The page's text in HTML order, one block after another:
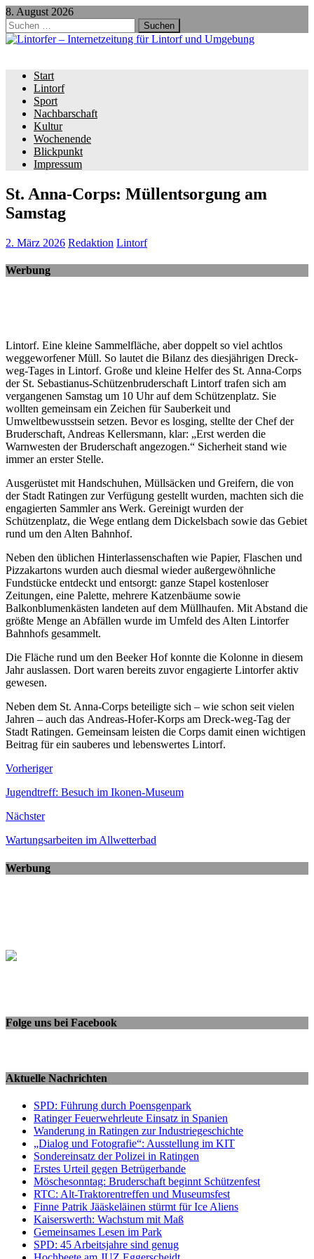
8. August 2026
Suchen
nach:
Start
Lintorf
Sport
Nachbarschaft
Kultur
Wochenende
Blickpunkt
Impressum
St. Anna-Corps: Müllentsorgung am
Samstag
2. März 2026 Redaktion Lintorf
Werbung
Lintorf. Eine kleine Sammelfläche, aber doppelt so viel achtlos
weggeworfener Müll. So lautet die Bilanz des diesjährigen Dreck-
weg-Tages in Lintorf. Große und kleine Helfer des St. Anna-Corps
der St. Sebastianus-Schützenbruderschaft Lintorf trafen sich am
vergangenen Samstag um 10 Uhr auf dem Schützenplatz. Sie
wollten gemeinsam ein Zeichen für Sauberkeit und
Umweltbewusstsein setzen. Bevor es losging, stellte der Chef der
Bruderschaft, Andreas Kellersmann, klar: „Erst werden die
Warnwesten der Bruderschaft angezogen.“ Sicherheit stand wie
immer an erster Stelle.
Ausgerüstet mit Handschuhen, Müllsäcken und Greifern, die von
der Stadt Ratingen zur Verfügung gestellt wurden, machten sich die
engagierten Sammler ans Werk. Gereinigt wurden der
Schützenplatz, die Wege entlang dem Dickelsbach sowie das Gebiet
rund um den Alten Bahnhof.
Neben den üblichen Hinterlassenschaften wie Papier, Flaschen und
Pizzakartons wurden auch diesmal wieder außergewöhnliche
Fundstücke entdeckt und entsorgt: ganze Stapel kostenloser
Zeitungen, eine Palette, mehrere Katzenbäume sowie
Balkonblumenkästen landeten auf dem Müllhaufen. Mit Abstand die
größte Menge an Abfällen wurde im Umfeld des Alten Lintorfer
Bahnhofs gesammelt.
Die Fläche rund um den Beeker Hof konnte die Kolonne in diesem
Jahr auslassen. Dort waren bereits zuvor engagierte Lintorfer aktiv
gewesen.
Neben dem St. Anna-Corps beteiligte sich – wie schon seit vielen
Jahren – auch das Andreas-Hofer-Korps am Dreck-weg-Tag der
Stadt Ratingen. Gemeinsam leisten die Corps damit einen wichtigen
Beitrag für ein sauberes und lebenswertes Lintorf.
Vorheriger
Jugendtreff: Besuch im Ikonen-Museum
Nächster
Wartungsarbeiten im Allwetterbad
Werbung
Folge uns bei Facebook
Aktuelle Nachrichten
SPD: Führung durch Poensgenpark
Ratinger Feuerwehrleute Einsatz in Spanien
Wanderung in Ratingen zur Industriegeschichte
„Dialog und Fotografie“: Ausstellung im KIT
Sondereinsatz der Polizei in Ratingen
Erstes Urteil gegen Betrügerbande
Möschesonntag: Bruderschaft beginnt Schützenfest
RTC: Alt-Traktorentreffen und Museumsfest
Finne Patrik Jääskeläinen stürmt für Ice Aliens
Kaiserswerth: Wachstum mit Maß
Gemeinsames Lesen im Park
SPD: 45 Arbeitsjahre sind genug